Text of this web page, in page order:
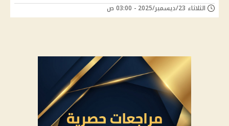
الثلاثاء 23/ديسمبر/2025 - 03:00 ص